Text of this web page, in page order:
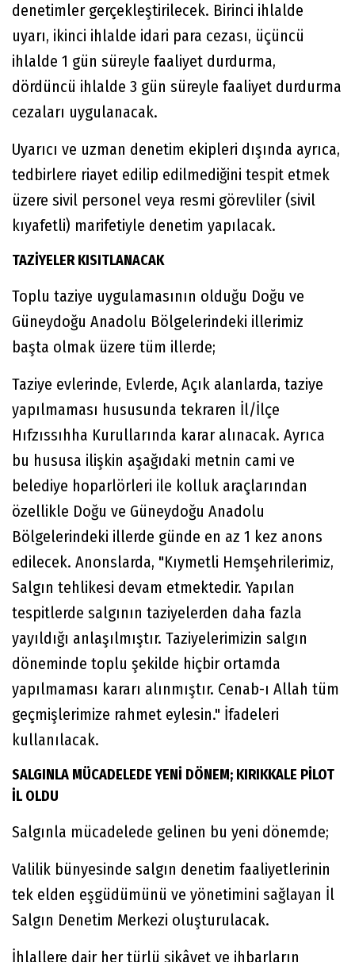
denetimler gerçekleştirilecek. Birinci ihlalde
uyarı, ikinci ihlalde idari para cezası, üçüncü
ihlalde 1 gün süreyle faaliyet durdurma,
dördüncü ihlalde 3 gün süreyle faaliyet durdurma
cezaları uygulanacak.
Uyarıcı ve uzman denetim ekipleri dışında ayrıca,
tedbirlere riayet edilip edilmediğini tespit etmek
üzere sivil personel veya resmi görevliler (sivil
kıyafetli) marifetiyle denetim yapılacak.
TAZİYELER KISITLANACAK
Toplu taziye uygulamasının olduğu Doğu ve
Güneydoğu Anadolu Bölgelerindeki illerimiz
başta olmak üzere tüm illerde;
Taziye evlerinde, Evlerde, Açık alanlarda, taziye
yapılmaması hususunda tekraren İl/İlçe
Hıfzıssıhha Kurullarında karar alınacak. Ayrıca
bu hususa ilişkin aşağıdaki metnin cami ve
belediye hoparlörleri ile kolluk araçlarından
özellikle Doğu ve Güneydoğu Anadolu
Bölgelerindeki illerde günde en az 1 kez anons
edilecek. Anonslarda, "Kıymetli Hemşehrilerimiz,
Salgın tehlikesi devam etmektedir. Yapılan
tespitlerde salgının taziyelerden daha fazla
yayıldığı anlaşılmıştır. Taziyelerimizin salgın
döneminde toplu şekilde hiçbir ortamda
yapılmaması kararı alınmıştır. Cenab-ı Allah tüm
geçmişlerimize rahmet eylesin." İfadeleri
kullanılacak.
SALGINLA MÜCADELEDE YENİ DÖNEM; KIRIKKALE PİLOT
İL OLDU
Salgınla mücadelede gelinen bu yeni dönemde;
Valilik bünyesinde salgın denetim faaliyetlerinin
tek elden eşgüdümünü ve yönetimini sağlayan İl
Salgın Denetim Merkezi oluşturulacak.
İhlallere dair her türlü şikâyet ve ihbarların